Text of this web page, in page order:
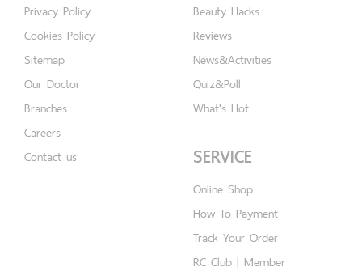
Privacy Policy
Cookies Policy
Sitemap
Our Doctor
Branches
Careers
Contact us
Beauty Hacks
Reviews
News&Activities
Quiz&Poll
What's Hot
SERVICE
Online Shop
How To Payment
Track Your Order
RC Club | Member